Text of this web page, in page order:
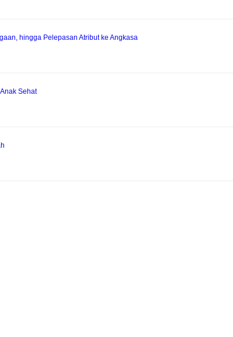
hingga Pelepasan Atribut ke Angkasa
Sehat